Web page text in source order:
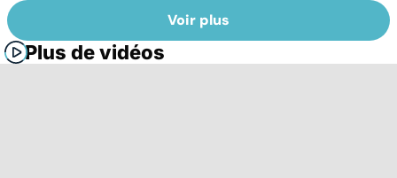
Voir plus
Plus de vidéos